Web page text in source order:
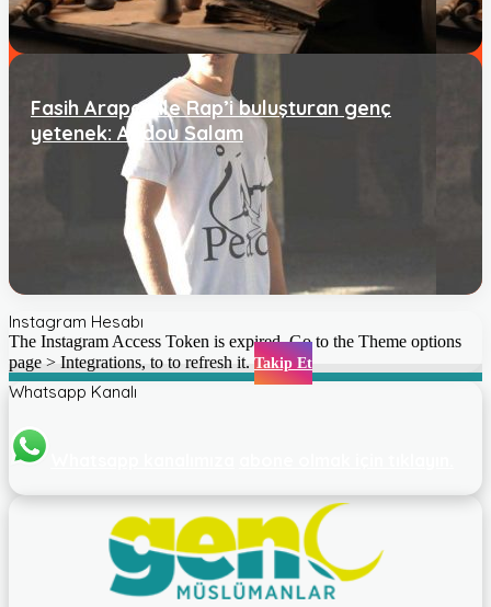
Fasih Arapça ile Rap’i buluşturan genç
yetenek: Abdou Salam
Instagram Hesabı
The Instagram Access Token is expired, Go to the Theme options
page > Integrations, to to refresh it. Takip Et
Whatsapp Kanalı